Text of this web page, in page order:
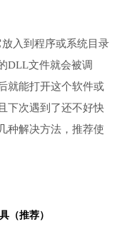
入到程序或系统目录
DLL文件就会被调
就能打开这个软件或
下次遇到了还不好快
种解决方法，推荐使
（推荐）